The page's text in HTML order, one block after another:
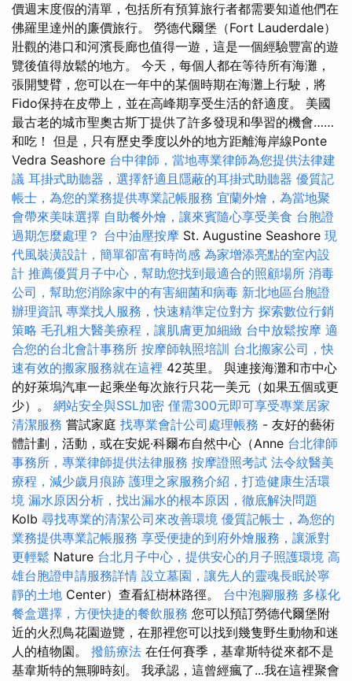
價週末度假的清單，包括所有預算旅行者都需要知道他們在
佛羅里達州的廉價旅行。 勞德代爾堡（Fort Lauderdale）
壯觀的港口和河濱長廊也值得一遊，這是一個經驗豐富的遊
覽後值得放鬆的地方。 今天，每個人都在等待所有海灘，
張開雙臂，您可以在一年中的某個時期在海灘上行駛，將
Fido保持在皮帶上，並在高峰期享受生活的舒適度。 美國
最古老的城市聖奧古斯丁提供了許多發現和學習的機會……
和吃！ 但是，只有歷史季度以外的地方距離海岸線Ponte
Vedra Seashore 台中律師，當地專業律師為您提供法律建
議 耳掛式助聽器，選擇舒適且隱蔽的耳掛式助聽器 優質記
帳士，為您的業務提供專業記帳服務 宜蘭外燴，為當地聚
會帶來美味選擇 自助餐外燴，讓來賓隨心享受美食 台胞證
過期怎麼處理？ 台中油壓按摩 St. Augustine Seashore 現
代風裝潢設計，簡單卻富有時尚感 為家增添亮點的室內設
計 推薦優質月子中心，幫助您找到最適合的照顧場所 消毒
公司，幫助您消除家中的有害細菌和病毒 新北地區台胞證
辦理資訊 專業找人服務，快速精準定位對方 探索數位行銷
策略 毛孔粗大醫美療程，讓肌膚更加細緻 台中放鬆按摩 適
合您的台北會計事務所 按摩師執照培訓 台北搬家公司，快
速有效的搬家服務就在這裡 42英里。 與連接海灘和市中心
的好萊塢汽車一起乘坐每次旅行只花一美元（如果五個或更
少）。 網站安全與SSL加密 僅需300元即可享受專業居家
清潔服務 嘗試家庭 找專業會計公司處理帳務 - 友好的藝術
體計劃，活動，或在安妮·科爾布自然中心（Anne 台北律師
事務所，專業律師提供法律服務 按摩證照考試 法令紋醫美
療程，減少歲月痕跡 護理之家服務介紹，打造健康生活環
境 漏水原因分析，找出漏水的根本原因，徹底解決問題
Kolb 尋找專業的清潔公司來改善環境 優質記帳士，為您的
業務提供專業記帳服務 享受便捷的到府外燴服務，讓派對
更輕鬆 Nature 台北月子中心，提供安心的月子照護環境 高
雄台胞證申請服務詳情 設立墓園，讓先人的靈魂長眠於寧
靜的土地 Center）查看紅樹林路徑。 台中泡腳服務 多樣化
餐盒選擇，方便快捷的餐飲服務 您可以預訂勞德代爾堡附
近的火烈鳥花園遊覽，在那裡您可以找到幾隻野生動物和迷
人的植物園。 撥筋療法 在任何賽季，基韋斯特從來都不是
基韋斯特的無聊時刻。 我承認，這曾經瘋了...我在這裡聚會